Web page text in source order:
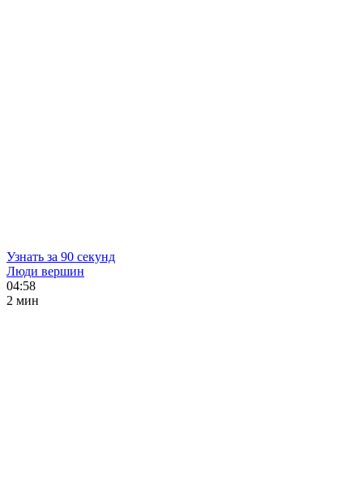
Узнать за 90 секунд
Люди вершин
04:58
2 мин